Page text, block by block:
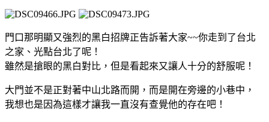
門口那明顯又強烈的黑白招牌正告訴著大家~~你走到了台北
之家、光點台北了呢！
雖然是搶眼的黑白對比，但是看起來又讓人十分的舒服呢！
大門並不是正對著中山北路而開，而是開在旁邊的小巷中，
我想也是因為這樣才讓我一直沒有查覺他的存在吧！